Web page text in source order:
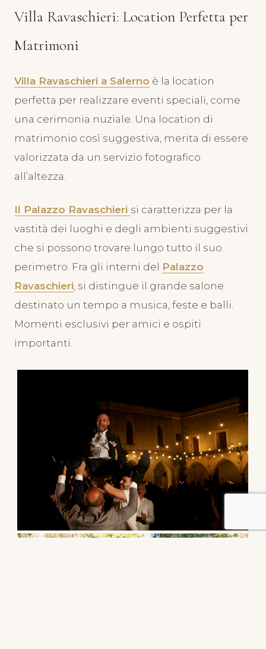
Villa Ravaschieri: Location Perfetta per
Matrimoni
Villa Ravaschieri a Salerno è la location
perfetta per realizzare eventi speciali, come
una cerimonia nuziale. Una location di
matrimonio così suggestiva, merita di essere
valorizzata da un servizio fotografico
all’altezza.
Il Palazzo Ravaschieri si caratterizza per la
vastità dei luoghi e degli ambienti suggestivi
che si possono trovare lungo tutto il suo
perimetro. Fra gli interni del Palazzo
Ravaschieri , si distingue il grande salone
destinato un tempo a musica, feste e balli.
Momenti esclusivi per amici e ospiti
importanti.